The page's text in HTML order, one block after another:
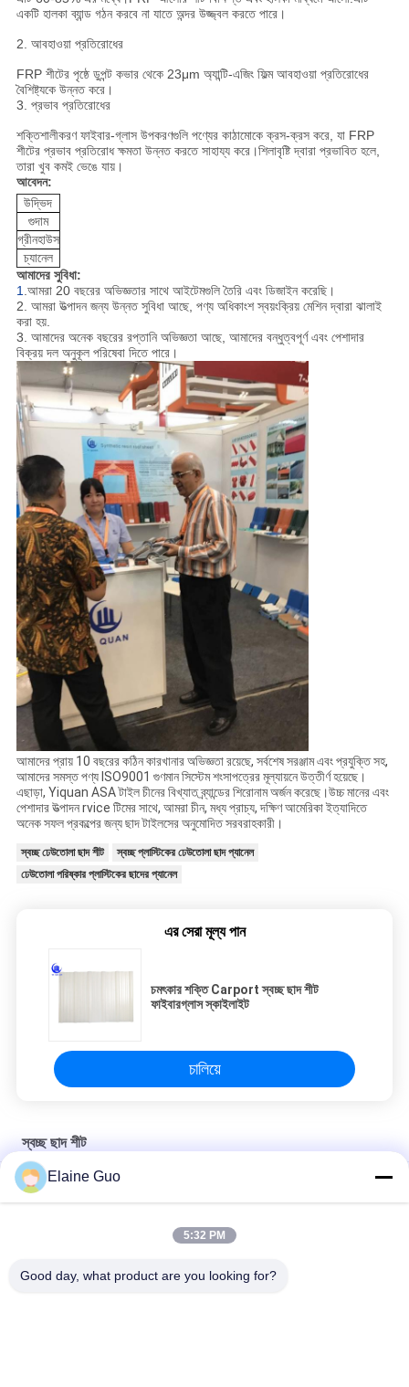
একটি হালকা ব্যান্ড গঠন করবে না যাতে অন্দর উজ্জ্বল করতে পারে।
2. আবহাওয়া প্রতিরোধের
FRP শীটের পৃষ্ঠে ডুপন্ট কভার থেকে 23μm অ্যান্টি-এজিং ফিল্ম আবহাওয়া প্রতিরোধের
বৈশিষ্ট্যকে উন্নত করে।
3. প্রভাব প্রতিরোধের
শক্তিশালীকরণ ফাইবার-গ্লাস উপকরণগুলি পণ্যের কাঠামোকে ক্রস-ক্রস করে, যা FRP
শীটের প্রভাব প্রতিরোধ ক্ষমতা উন্নত করতে সাহায্য করে।শিলাবৃষ্টি দ্বারা প্রভাবিত হলে,
তারা খুব কমই ভেঙে যায়।
আবেদন:
উদ্ভিদ
গুদাম
গ্রীনহাউস
চ্যানেল
আমাদের সুবিধা:
1.আমরা 20 বছরের অভিজ্ঞতার সাথে আইটেমগুলি তৈরি এবং ডিজাইন করেছি।
2. আমরা উত্পাদন জন্য উন্নত সুবিধা আছে, পণ্য অধিকাংশ স্বয়ংক্রিয় মেশিন দ্বারা ঝালাই
করা হয়.
3. আমাদের অনেক বছরের রপ্তানি অভিজ্ঞতা আছে, আমাদের বন্ধুত্বপূর্ণ এবং পেশাদার
বিক্রয় দল অনুকূল পরিষেবা দিতে পারে।
আমাদের প্রায় 10 বছরের কঠিন কারখানার অভিজ্ঞতা রয়েছে, সর্বশেষ সরঞ্জাম এবং প্রযুক্তি সহ,
আমাদের সমস্ত পণ্য ISO9001 গুণমান সিস্টেম শংসাপত্রের মূল্যায়নে উত্তীর্ণ হয়েছে।
এছাড়া, Yiquan ASA টাইল চীনের বিখ্যাত ব্র্যান্ডের শিরোনাম অর্জন করেছে।উচ্চ মানের এবং
পেশাদার উত্পাদন rvice টিমের সাথে, আমরা চীন, মধ্য প্রাচ্য, দক্ষিণ আমেরিকা ইত্যাদিতে
অনেক সফল প্রকল্পের জন্য ছাদ টাইলসের অনুমোদিত সরবরাহকারী।
স্বচ্ছ ঢেউতোলা ছাদ শীট
স্বচ্ছ প্লাস্টিকের ঢেউতোলা ছাদ প্যানেল
ঢেউতোলা পরিষ্কার প্লাস্টিকের ছাদের প্যানেল
এর সেরা মূল্য পান
চমৎকার শক্তি Carport স্বচ্ছ ছাদ শীট
ফাইবারগ্লাস স্কাইলাইট
চালিয়ে
স্বচ্ছ ছাদ শীট
প্লাস্টিক স্বচ্ছ টাইলস পরিষ্কার পলিকার্বোনেট ছাদ গ্রীনহাউস টাইলস
Elaine Guo
5:32 PM
Good day, what product are you looking for?